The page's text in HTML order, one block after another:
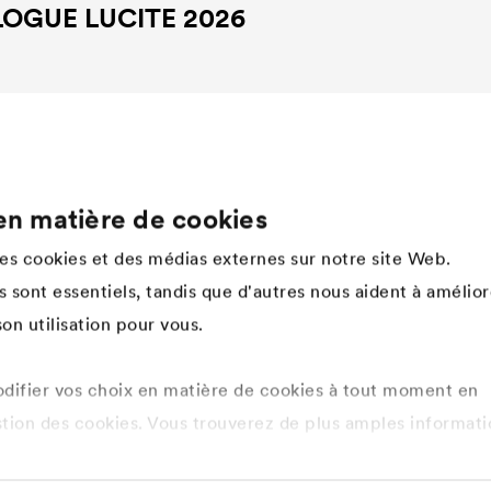
matière de cookies
cookies et des médias externes sur notre site Web.
sont essentiels, tandis que d'autres nous aident à
utilisation pour vous.
vos choix en matière de cookies à tout moment en
des cookies. Vous trouverez de plus amples
LUCITE 2026
Innovation
Valeurs